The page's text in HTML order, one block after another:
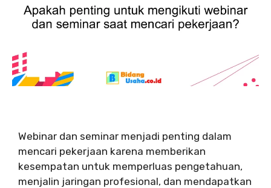
Webinar dan seminar menjadi penting dalam
mencari pekerjaan karena memberikan
kesempatan untuk memperluas pengetahuan,
menjalin jaringan profesional, dan mendapatkan